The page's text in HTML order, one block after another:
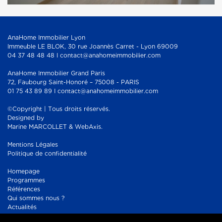
AnaHome Immobilier Lyon
Immeuble LE BLOK, 30 rue Joannès Carret - Lyon 69009
04 37 48 48 48 I contact@anahomeimmobilier.com
AnaHome Immobilier Grand Paris
72, Faubourg Saint-Honoré – 75008 - PARIS
01 75 43 89 89 I contact@anahomeimmobilier.com
©Copyright | Tous droits réservés.
Designed by
Marine MARCOLLET & WebAxis.
Mentions Légales
Politique de confidentialité
Homepage
Programmes
Références
Qui sommes nous ?
Actualités